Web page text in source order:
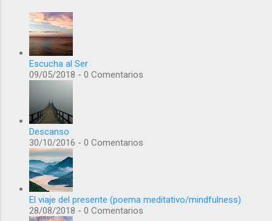
Escucha al Ser
09/05/2018 - 0 Comentarios
Descanso
30/10/2016 - 0 Comentarios
El viaje del presente (poema meditativo/mindfulness)
28/08/2018 - 0 Comentarios